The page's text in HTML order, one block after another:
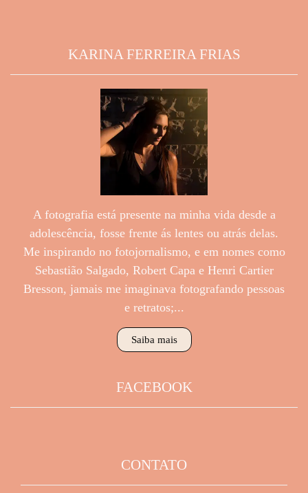
KARINA FERREIRA FRIAS
A fotografia está presente na minha vida desde a
adolescência, fosse frente ás lentes ou atrás delas.
Me inspirando no fotojornalismo, e em nomes como
Sebastião Salgado, Robert Capa e Henri Cartier
Bresson, jamais me imaginava fotografando pessoas
e retratos;...
Saiba mais
FACEBOOK
CONTATO